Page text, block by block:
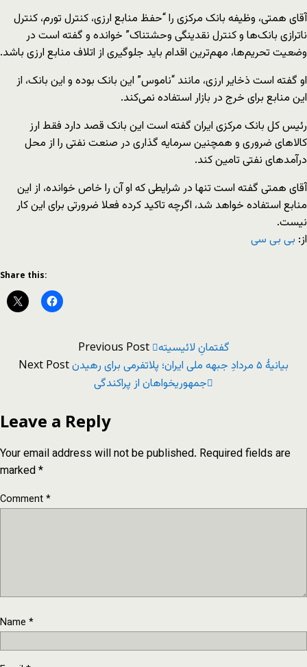
آقای همتی، وظیفه بانک مرکزی را “حفظ منابع ارزی، کنترل تورم، کنترل
ناترازی بانک‌ها و کنترل نقدینگی وحشتناک” خوانده و گفته است در
وضعیت تحریم‌ها، مهم‌ترین اقدام باید جلوگیری از اتلاف منابع ارزی باشد.
او گفته است ذخایر ارزی، مانند “ناموس” این بانک بوده و این بانک، از
این منابع برای خرج در بازار استفاده نمی‌کند.
رئیس کل بانک مرکزی ایران گفته است این بانک قصد دارد فقط ارز
کالاهای ضروری و همچنین سرمایه گذاری در صنعت نفتی را از محل
درآمدهای نفتی تامین کند.
آقای همتی گفته است تنها در شرایطی که او آن را خاص خوانده، از این
منابع استفاده خواهد شد، اگرچه تاکید کرده فعلا ضرورتی برای این کار
نیست.
از: بی بی سی
Share this:
Previous Post گفتمانِ لائیسیته
Next Postبیانیۀ ۵ مردادِ جبهه ملی ایران؛ پلاتفرمی برای رهیدن
جمهوریخواهان از پراکندگی
Leave a Reply
Your email address will not be published. Required fields are
marked*
Comment*
Name *